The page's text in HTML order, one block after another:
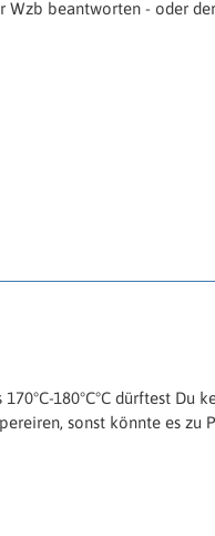
beantworten - oder der
180°C°C dürftest
sonst könnte es zu